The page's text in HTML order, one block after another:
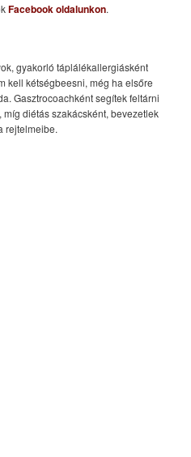
Facebook oldalunkon.
gyakorló táplálékallergiásként
kell kétségbeesni, még ha elsőre
Gasztrocoachként segítek feltárni
diétás szakácsként, bevezetlek
rejtelmeibe.